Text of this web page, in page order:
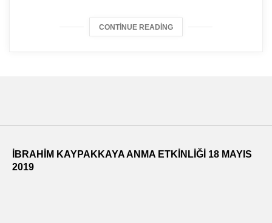
CONTINUE READING
İBRAHİM KAYPAKKAYA ANMA ETKİNLİĞİ 18 MAYIS
2019